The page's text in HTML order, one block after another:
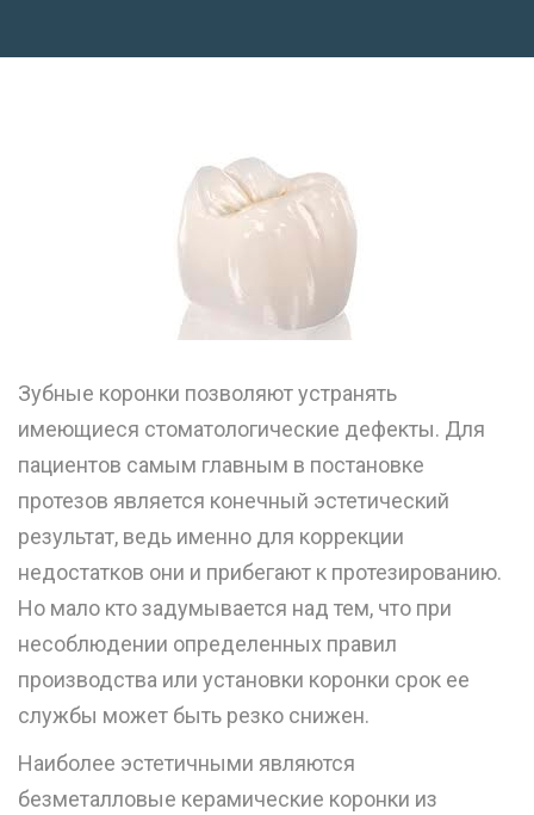
Зубные коронки позволяют устранять
имеющиеся стоматологические дефекты. Для
пациентов самым главным в постановке
протезов является конечный эстетический
результат, ведь именно для коррекции
недостатков они и прибегают к протезированию.
Но мало кто задумывается над тем, что при
несоблюдении определенных правил
производства или установки коронки срок ее
службы может быть резко снижен.
Наиболее эстетичными являются
безметалловые керамические коронки из